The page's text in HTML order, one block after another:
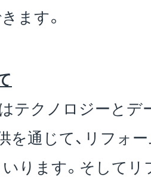
ます。
テクノロジーと
を通じて、リフォ
ります。そして